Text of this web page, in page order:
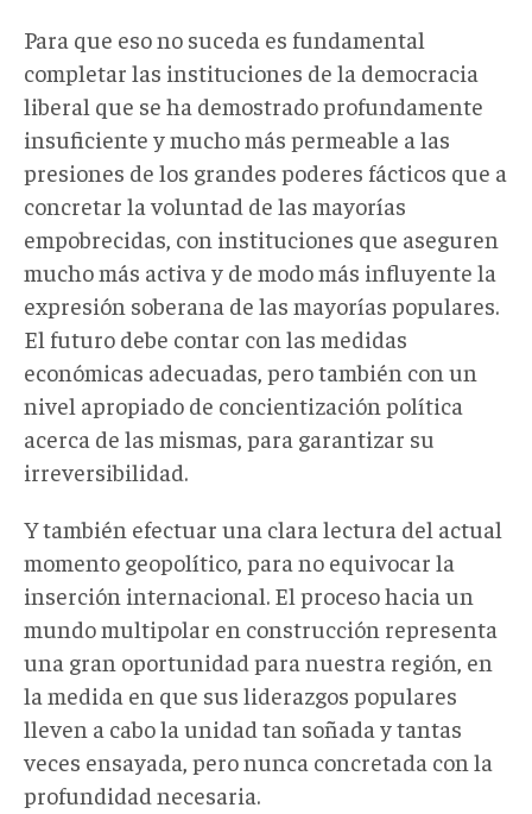
Para que eso no suceda es fundamental
completar las instituciones de la democracia
liberal que se ha demostrado profundamente
insuficiente y mucho más permeable a las
presiones de los grandes poderes fácticos que a
concretar la voluntad de las mayorías
empobrecidas, con instituciones que aseguren
mucho más activa y de modo más influyente la
expresión soberana de las mayorías populares.
El futuro debe contar con las medidas
económicas adecuadas, pero también con un
nivel apropiado de concientización política
acerca de las mismas, para garantizar su
irreversibilidad.
Y también efectuar una clara lectura del actual
momento geopolítico, para no equivocar la
inserción internacional. El proceso hacia un
mundo multipolar en construcción representa
una gran oportunidad para nuestra región, en
la medida en que sus liderazgos populares
lleven a cabo la unidad tan soñada y tantas
veces ensayada, pero nunca concretada con la
profundidad necesaria.